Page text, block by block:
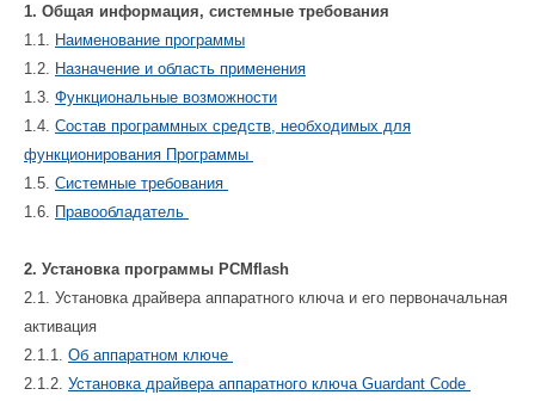
1. Общая информация, системные требования
1.1.
Наименование программы
1.2.
Назначение и область применения
1.3. Функциональные возможности
1.4. Состав программных средств, необходимых для
функционирования Программы
1.5. Системные требования
1.6.
Правообладатель
2. Установка программы PCMflash
2.1. Установка драйвера аппаратного ключа и его первоначальная
активация
2.1.1. Об аппаратном ключе
2.1.2. Установка драйвера аппаратного ключа Guardant Code